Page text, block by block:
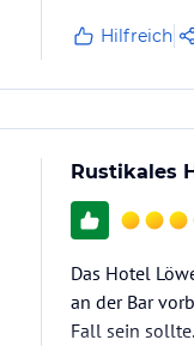
Hilfreich
Rustikales
Das Hotel
an der Bar
Fall sein